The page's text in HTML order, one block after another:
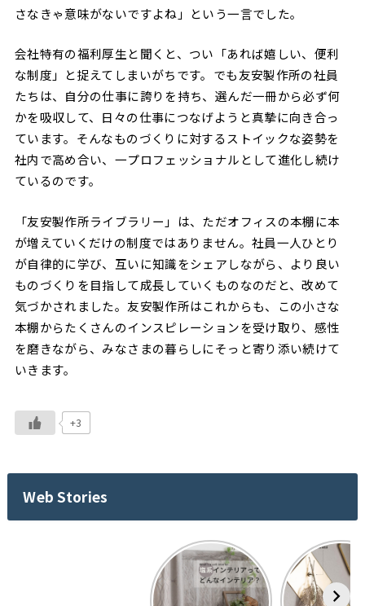
さなきゃ意味がないですよね」という一言でした。
会社特有の福利厚生と聞くと、つい「あれば嬉しい、便利
な制度」と捉えてしまいがちです。でも友安製作所の社員
たちは、自分の仕事に誇りを持ち、選んだ一冊から必ず何
かを吸収して、日々の仕事につなげようと真摯に向き合っ
ています。そんなものづくりに対するストイックな姿勢を
社内で高め合い、一プロフェッショナルとして進化し続け
ているのです。
「友安製作所ライブラリー」は、ただオフィスの本棚に本
が増えていくだけの制度ではありません。社員一人ひとり
が自律的に学び、互いに知識をシェアしながら、より良い
ものづくりを目指して成長していくものなのだと、改めて
気づかされました。友安製作所はこれからも、この小さな
本棚からたくさんのインスピレーションを受け取り、感性
を磨きながら、みなさまの暮らしにそっと寄り添い続けて
いきます。
+3
Web Stories